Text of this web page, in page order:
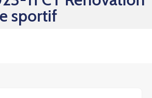
sportif